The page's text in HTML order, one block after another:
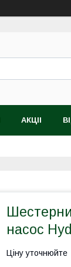
АКЦІІ
насос
Ціну уточнюйте